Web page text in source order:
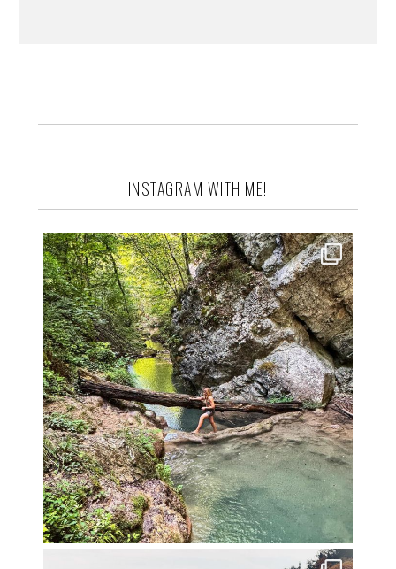
INSTAGRAM WITH ME!